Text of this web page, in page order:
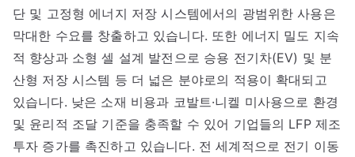
단 및 고정형 에너지 저장 시스템에서의 광범위한 사용은
막대한 수요를 창출하고 있습니다. 또한 에너지 밀도 지속
적 향상과 소형 셀 설계 발전으로 승용 전기차(EV) 및 분
산형 저장 시스템 등 더 넓은 분야로의 적용이 확대되고
있습니다. 낮은 소재 비용과 코발트·니켈 미사용으로 환경
및 윤리적 조달 기준을 충족할 수 있어 기업들의 LFP 제조
투자 증가를 촉진하고 있습니다. 전 세계적으로 전기 이동